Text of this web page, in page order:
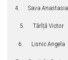
4. Sava Anastasia
5. Tărîță Victor
6. Lisnic Angela